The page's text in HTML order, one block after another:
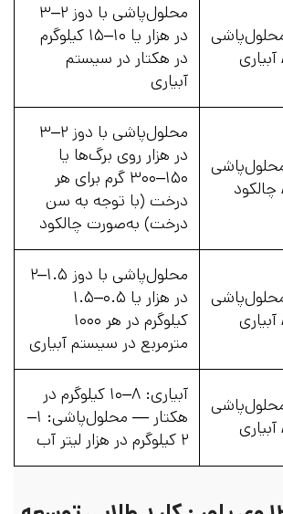
محلول‌پاشی با دوز ۲–۳
در هزار یا ۱۰–۱۵ کیلوگرم
در هکتار در سیستم
آبیاری
چالکود
محلول‌پاشی با دوز ۲–۳
در هزار روی برگ‌ها یا
۱۵۰–۳۰۰ گرم برای هر
درخت (با توجه به سن
درخت) به‌صورت چالکود
محلول‌پاشی با دوز ۱.۵–۲
در هزار یا ۰.۵–۱.۵
کیلوگرم در هر ۱۰۰۰
مترمربع در سیستم آبیاری
آبیاری: ۸–۱۰ کیلوگرم در
هکتار — محلول‌پاشی: ۱–
۲ کیلوگرم در هزار لیتر آب